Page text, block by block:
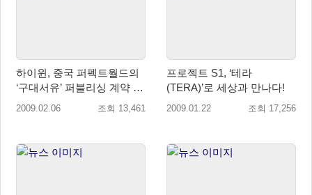
하이윈, 중국 퍼펙트월드의
‘구대서유’ 퍼블리싱 계약 체
결!!
2009.02.06 조회 13,461
프로젝트 S1, ‘테라
(TERA)’로 세상과 만나다!
2009.01.22 조회 17,256